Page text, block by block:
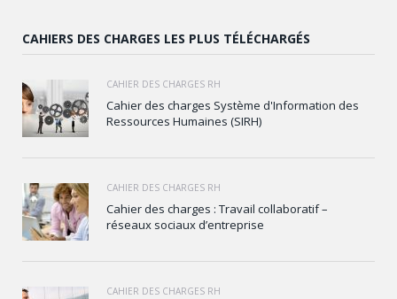
CAHIERS DES CHARGES LES PLUS TÉLÉCHARGÉS
CAHIER DES CHARGES RH
Cahier des charges Système d'Information des
Ressources Humaines (SIRH)
CAHIER DES CHARGES RH
Cahier des charges : Travail collaboratif –
réseaux sociaux d’entreprise
CAHIER DES CHARGES RH